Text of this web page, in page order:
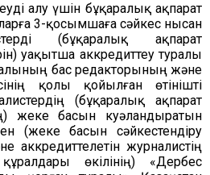
алу үшін бұқаралық ақпарат
3-қосымшаға сәйкес нысан
(бұқаралық ақпарат
уақытша аккредиттеу туралы
бас редакторының және
қолы қойылған өтінішті
(бұқаралық ақпарат
жеке басын куәландыратын
(жеке басын сәйкестендіру
аккредиттелетін журналистің
өкілінің) «Дербес